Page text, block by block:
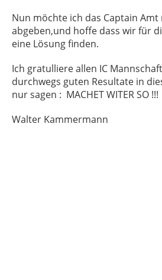
Nun möchte ich das Captain Amt
abgeben,und hoffe dass wir für
eine Lösung finden.
Ich gratulliere allen IC
durchwegs guten Resultate in
nur sagen : MACHET WITER SO !!!
Walter Kammermann